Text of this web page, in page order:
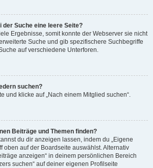
der Suche eine leere Seite?
Ergebnisse, somit konnte der Webserver sie nicht
Suche und gib spezifischere Suchbegriffe
auf verschiedene Unterforen.
suchen?
und klicke auf „Nach einem Mitglied suchen“.
Beiträge und Themen finden?
du dir anzeigen lassen, indem du „Eigene
oben auf der Boardseite auswählst. Alternativ
anzeigen“ in deinem persönlichen Bereich
suchen“ auf deiner eigenen Profilseite